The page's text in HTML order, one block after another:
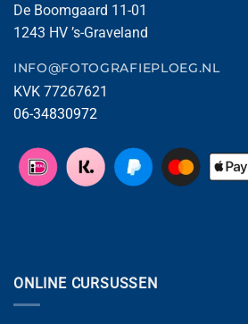
De Boomgaard 11-01
1243 HV ’s-Graveland
INFO@FOTOGRAFIEPLOEG.NL
KVK 77267621
06-34830972
ONLINE CURSUSSEN